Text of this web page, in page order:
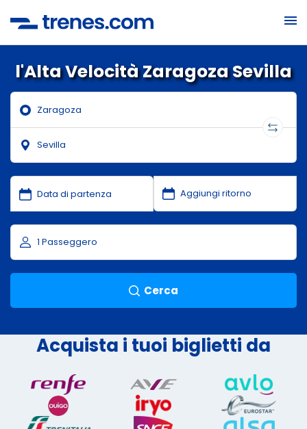
l'Alta Velocità Zaragoza Sevilla
Cerca
Acquista i tuoi biglietti da